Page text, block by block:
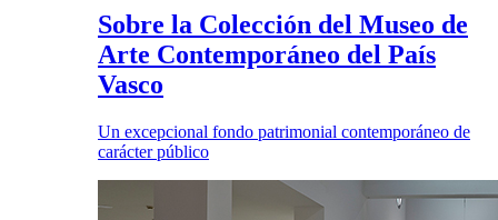
Sobre la Colección del Museo de
Arte Contemporáneo del País
Vasco
Un excepcional fondo patrimonial contemporáneo de
carácter público